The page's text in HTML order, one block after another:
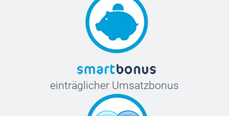
einträglicher Umsatzbonus